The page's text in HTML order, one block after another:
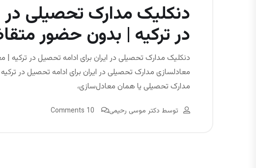
دنکلیک مدارک تحصیلی در
در ترکیه | بدون حضور
دنکلیک مدارک تحصیلی در ایران برای ادامه تحصیل در
معادلسازی مدارک تحصیلی در ایران برای ادامه تحصیل در
مدارک تحصیلی یا همان معادل‌سازی،
توسط دکتر موسی رحیمی 10 Comments